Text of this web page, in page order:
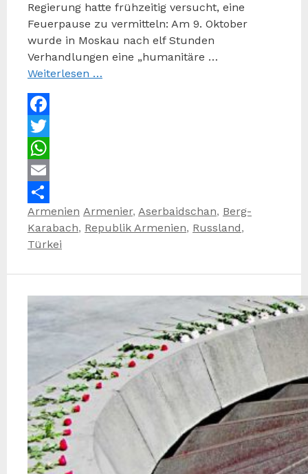
Regierung hatte frühzeitig versucht, eine
Feuerpause zu vermitteln: Am 9. Oktober
wurde in Moskau nach elf Stunden
Verhandlungen eine „humanitäre …
Weiterlesen …
Facebook
Twitter
WhatsApp
Email
Teilen
Kategorien
Armenien Schlagwörter
Armenier, Aserbaidschan, Berg-
Karabach, Republik Armenien, Russland,
Türkei